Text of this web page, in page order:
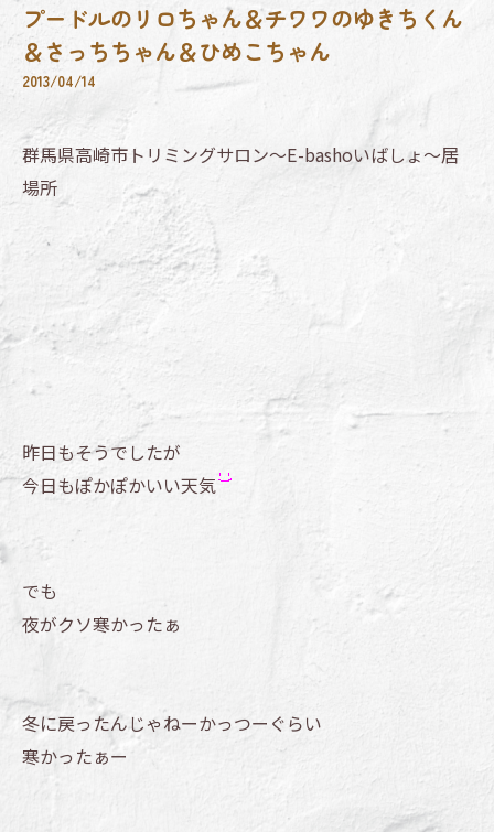
プードルのリロちゃん＆チワワのゆきちくん
＆さっちちゃん＆ひめこちゃん
2013/04/14
群馬県高崎市トリミングサロン～E-bashoいばしょ～居
場所
昨日もそうでしたが
今日もぽかぽかいい天気
でも
夜がクソ寒かったぁ
冬に戻ったんじゃねーかっつーぐらい
寒かったぁー